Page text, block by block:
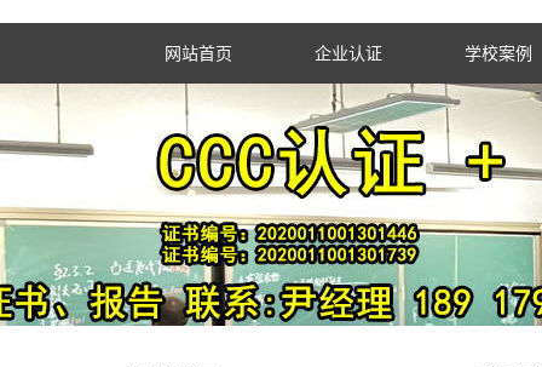
网站首页 企业认证 学校案例